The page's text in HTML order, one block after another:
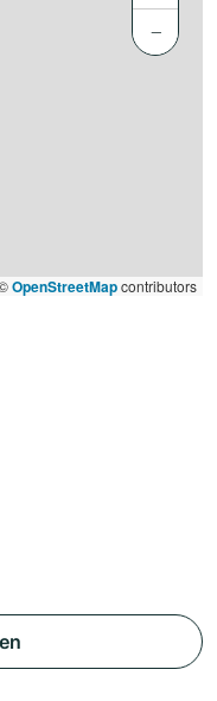
−
OpenStreetMapcontributors